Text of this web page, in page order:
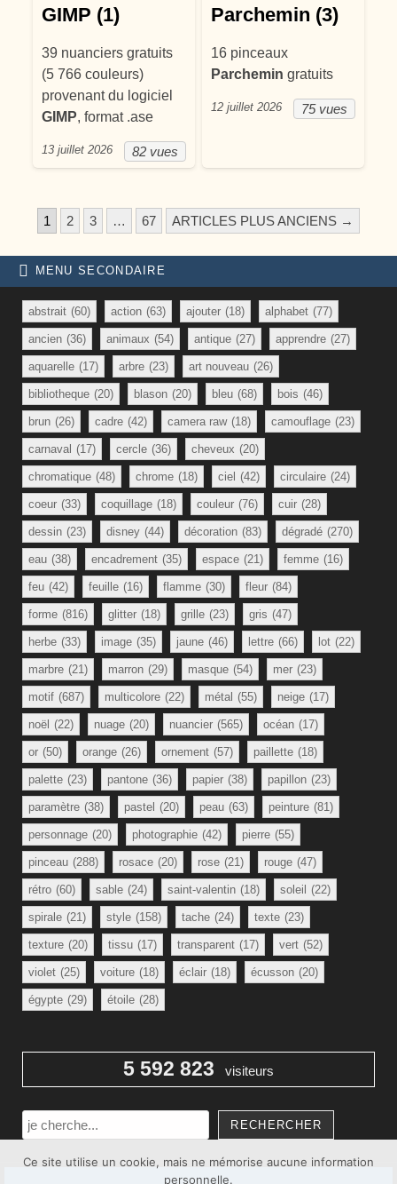
GIMP (1)
39 nuanciers gratuits
(5 766 couleurs)
provenant du logiciel
GIMP, format .ase
82 vues
13 juillet 2026
Parchemin (3)
16 pinceaux
Parchemin gratuits
75 vues
12 juillet 2026
PAGINATION DES
1 2 3 … 67 ARTICLES PLUS ANCIENS →
MENU SECONDAIRE
abstrait (60) action (63) ajouter (18) alphabet (77)
ancien (36) animaux (54) antique (27) apprendre (27)
aquarelle (17) arbre (23) art nouveau (26)
bibliotheque (20) blason (20) bleu (68) bois (46)
brun (26) cadre (42) camera raw (18) camouflage (23)
carnaval (17) cercle (36) cheveux (20)
chromatique (48) chrome (18) ciel (42) circulaire (24)
coeur (33) coquillage (18) couleur (76) cuir (28)
dessin (23) disney (44) décoration (83) dégradé (270)
eau (38) encadrement (35) espace (21) femme (16)
feu (42) feuille (16) flamme (30) fleur (84)
forme (816) glitter (18) grille (23) gris (47)
herbe (33) image (35) jaune (46) lettre (66) lot (22)
marbre (21) marron (29) masque (54) mer (23)
motif (687) multicolore (22) métal (55) neige (17)
noël (22) nuage (20) nuancier (565) océan (17)
or (50) orange (26) ornement (57) paillette (18)
palette (23) pantone (36) papier (38) papillon (23)
paramètre (38) pastel (20) peau (63) peinture (81)
personnage (20) photographie (42) pierre (55)
pinceau (288) rosace (20) rose (21) rouge (47)
rétro (60) sable (24) saint-valentin (18) soleil (22)
spirale (21) style (158) tache (24) texte (23)
texture (20) tissu (17) transparent (17) vert (52)
violet (25) voiture (18) éclair (18) écusson (20)
égypte (29) étoile (28)
5 592 823 visiteurs
Rechercher
RECHERCHER
Ce site utilise un cookie, mais ne mémorise aucune information
personnelle.